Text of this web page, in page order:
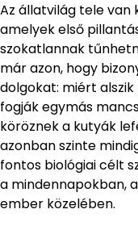
Az állatvilág tele van
amelyek első
szokatlannak
már azon, hogy
dolgokat: miért
fogják egymás
köröznek a kutyák
azonban szinte
fontos biológiai célt
a mindennapokban,
ember közelében.